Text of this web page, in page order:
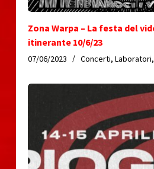
Zona Warpa – La festa del
itinerante 10/6/23
07/06/2023 Concerti, Laboratori,